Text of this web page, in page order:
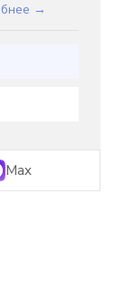
→
Max